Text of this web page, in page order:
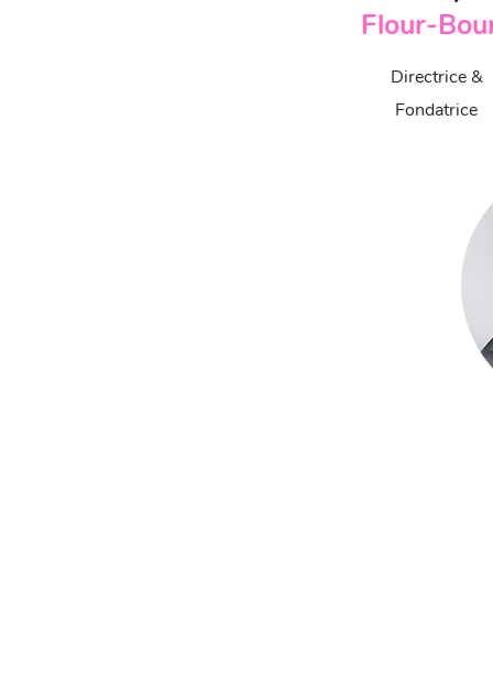
Flour-
Directrice &
Fondatrice